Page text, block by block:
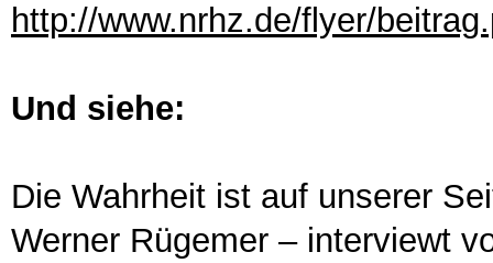
http://www.nrhz.de/flyer/
Und siehe:
Die Wahrheit ist auf unserer
Werner Rügemer – interviewt